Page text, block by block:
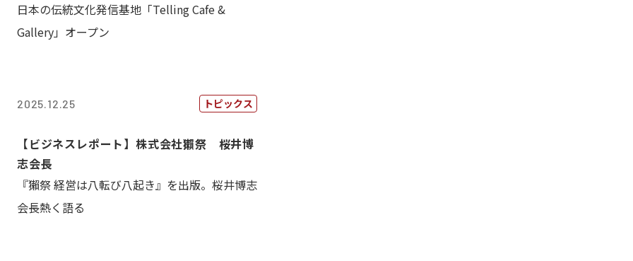
日本の伝統文化発信基地「Telling Cafe &
Gallery」オープン
2025.12.25 トピックス
【ビジネスレポート】株式会社獺祭 桜井博
志会長
『獺祭 経営は八転び八起き』を出版。桜井博志
会長熱く語る